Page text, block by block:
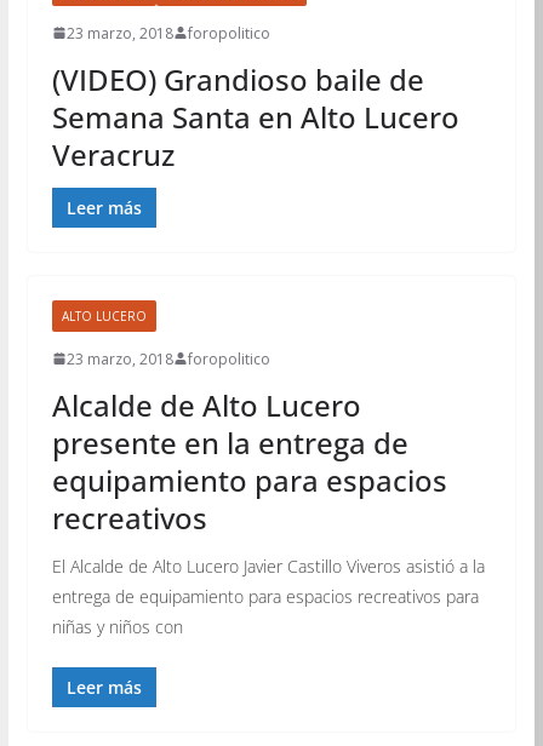
23 marzo, 2018 foropolitico
(VIDEO) Grandioso baile de
Semana Santa en Alto Lucero
Veracruz
Leer más
ALTO LUCERO
23 marzo, 2018 foropolitico
Alcalde de Alto Lucero
presente en la entrega de
equipamiento para espacios
recreativos
El Alcalde de Alto Lucero Javier Castillo Viveros asistió a la
entrega de equipamiento para espacios recreativos para
niñas y niños con
Leer más